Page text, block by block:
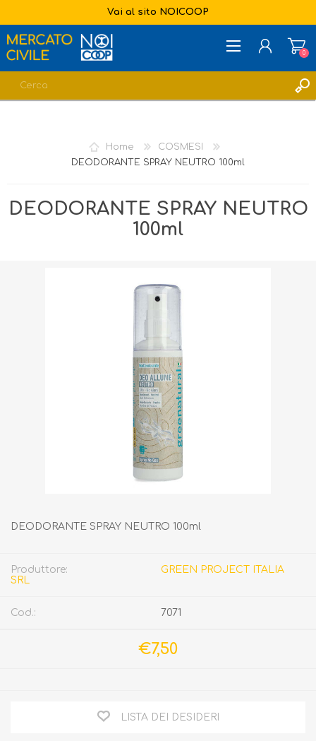
Vai al sito NOICOOP
LISTA DEI DESIDERI
0
Home
COSMESI
DEODORANTE SPRAY NEUTRO 100ml
DEODORANTE SPRAY NEUTRO
100ml
DEODORANTE SPRAY NEUTRO 100ml
Produttore:
GREEN PROJECT ITALIA
SRL
Cod.: 7071
€7,50
LISTA DEI DESIDERI